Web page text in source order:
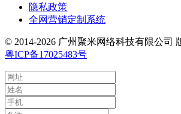
隐私政策
全网营销定制系统
© 2014-2026 广州聚米网络科技有限公司
粤ICP备17025483号